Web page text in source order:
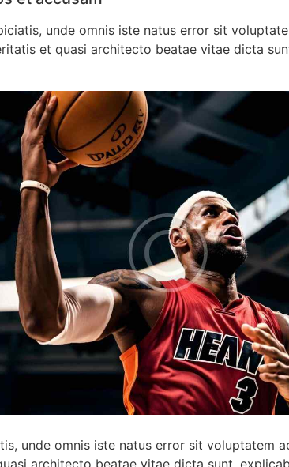
unde omnis iste natus error sit
et quasi architecto beatae vitae dicta
unde omnis iste natus error sit voluptatem